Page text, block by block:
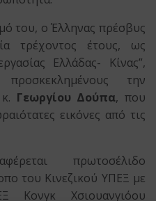
του, ο Έλληνας πρέσβυς
τρέχοντος έτους, ως
Ελλάδας- Κίνας”,
την
Γεωργίου Δούπα, που
εικόνες από τις
πρωτοσέλιδο
του Κινεζικού ΥΠΕΞ με
Κονγκ Χσιουανγιόου